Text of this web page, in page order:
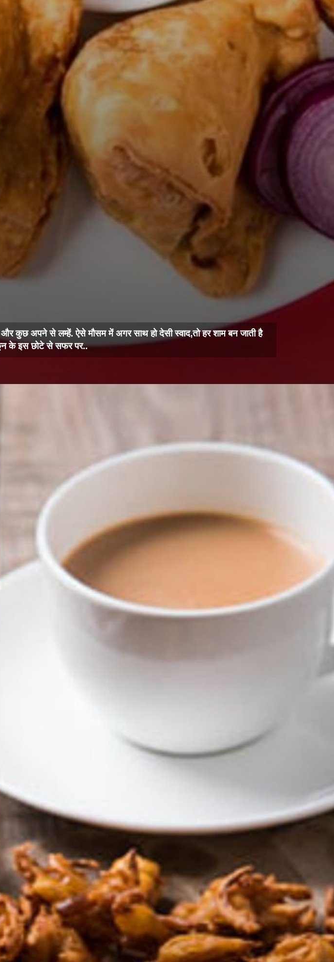
और कुछ अपने से लम्हें. ऐसे मौसम में अगर साथ हो देसी स्वाद,तो हर शाम बन जाती है
के इस छोटे से सफर पर..